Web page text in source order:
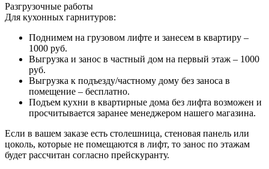
Разгрузочные работы
Для кухонных гарнитуров:
Поднимем на грузовом лифте и занесем в квартиру –
1000 руб.
Выгрузка и занос в частный дом на первый этаж – 1000
руб.
Выгрузка к подъезду/частному дому без заноса в
помещение – бесплатно.
Подъем кухни в квартирные дома без лифта возможен и
просчитывается заранее менеджером нашего магазина.
Если в вашем заказе есть столешница, стеновая панель или
цоколь, которые не помещаются в лифт, то занос по этажам
будет рассчитан согласно прейскуранту.